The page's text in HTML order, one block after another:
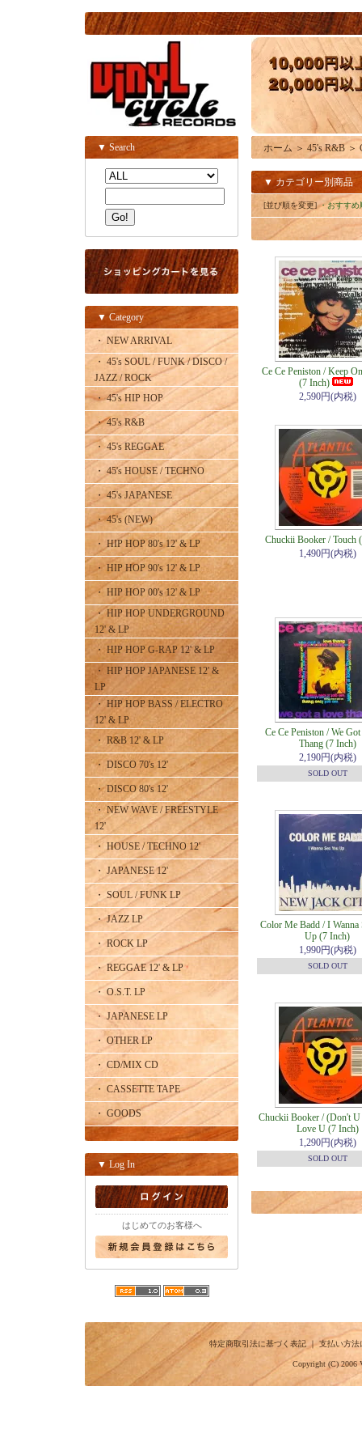
▼ Search
▼ Category
・ NEW ARRIVAL
・ 45's SOUL / FUNK / DISCO /
JAZZ / ROCK
・ 45's HIP HOP
・ 45's R&B
・ 45's REGGAE
・ 45's HOUSE / TECHNO
・ 45's JAPANESE
・ 45's (NEW)
・ HIP HOP 80's 12' & LP
・ HIP HOP 90's 12' & LP
・ HIP HOP 00's 12' & LP
・ HIP HOP UNDERGROUND
12' & LP
・ HIP HOP G-RAP 12' & LP
・ HIP HOP JAPANESE 12' &
LP
・ HIP HOP BASS / ELECTRO
12' & LP
・ R&B 12' & LP
・ DISCO 70's 12'
・ DISCO 80's 12'
・ NEW WAVE / FREESTYLE
12'
・ HOUSE / TECHNO 12'
・ JAPANESE 12'
・ SOUL / FUNK LP
・ JAZZ LP
・ ROCK LP
・ REGGAE 12' & LP
・ O.S.T. LP
・ JAPANESE LP
・ OTHER LP
・ CD/MIX CD
・ CASSETTE TAPE
・ GOODS
▼ Log In
はじめてのお客様へ
ホーム ＞ 45's R&B ＞
▼ カテゴリー別商品
[並び順を変更]・おすすめ
Ce Ce Peniston / Keep
(7 Inch)
2,590円(内税)
Chuckii Booker / Touch
1,490円(内税)
Ce Ce Peniston / We
Thang (7 Inch)
2,190円(内税)
SOLD OUT
Color Me Badd / I Wanna
Up (7 Inch)
1,990円(内税)
SOLD OUT
Chuckii Booker / (Don't
Love U (7 Inch)
1,290円(内税)
SOLD OUT
特定商取引法に基づく表記｜支払い方法
Copyright (C) 2006